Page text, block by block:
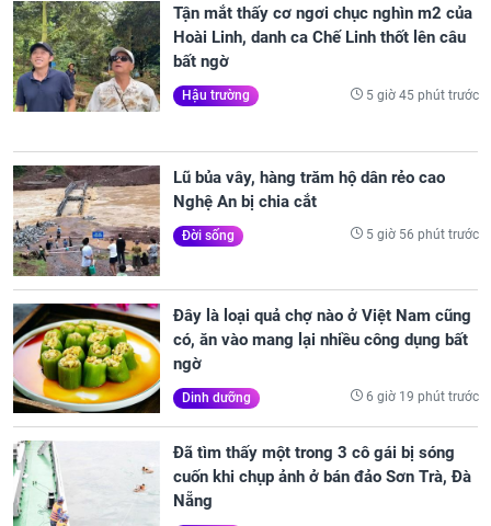
Tận mắt thấy cơ ngơi chục nghìn m2 của
Hoài Linh, danh ca Chế Linh thốt lên câu
bất ngờ
Hậu trường 5 giờ 45 phút trước
Lũ bủa vây, hàng trăm hộ dân rẻo cao
Nghệ An bị chia cắt
Đời sống 5 giờ 56 phút trước
Đây là loại quả chợ nào ở Việt Nam cũng
có, ăn vào mang lại nhiều công dụng bất
ngờ
Dinh dưỡng 6 giờ 19 phút trước
Đã tìm thấy một trong 3 cô gái bị sóng
cuốn khi chụp ảnh ở bán đảo Sơn Trà, Đà
Nẵng